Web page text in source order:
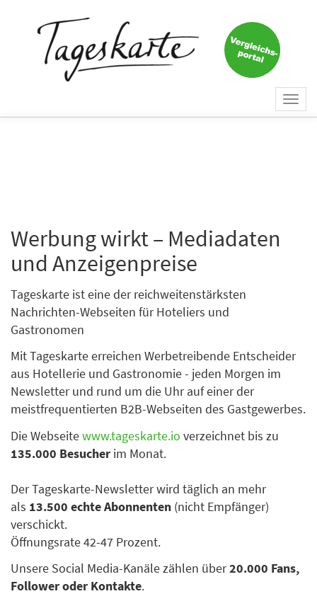
Werbung wirkt – Mediadaten
und Anzeigenpreise
Tageskarte ist eine der reichweitenstärksten
Nachrichten-Webseiten für Hoteliers und
Gastronomen
Mit Tageskarte erreichen Werbetreibende Entscheider
aus Hotellerie und Gastronomie - jeden Morgen im
Newsletter und rund um die Uhr auf einer der
meistfrequentierten B2B-Webseiten des Gastgewerbes.
Die Webseitewww.tageskarte.io verzeichnet bis zu
135.000 Besucher im Monat.
Der Tageskarte-Newsletter wird täglich an mehr
als 13.500 echte Abonnenten (nicht Empfänger)
verschickt.
Öffnungsrate 42-47 Prozent.
Unsere Social Media-Kanäle zählen über20.000 Fans,
Follower oder Kontakte.